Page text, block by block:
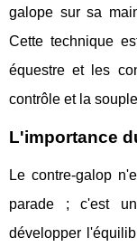
galope sur sa
Cette technique
équestre et les
contrôle et la
L'importance
Le contre-galop
parade ; c'est
développer